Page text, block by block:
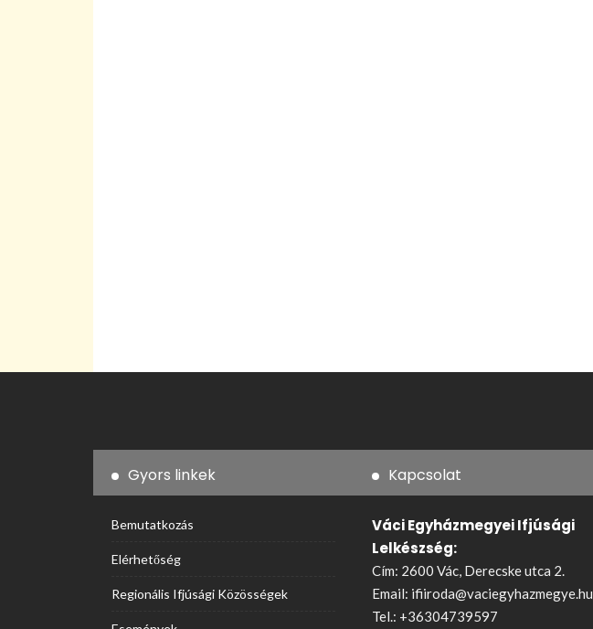
Gyors linkek
Bemutatkozás
Elérhetőség
Regionális Ifjúsági Közösségek
Kapcsolat
Váci Egyházmegyei Ifjúsági
Lelkészség:
Cím: 2600 Vác, Derecske utca 2.
Email: ifiiroda@vaciegyhazmegye.hu
Tel.: +36304739597